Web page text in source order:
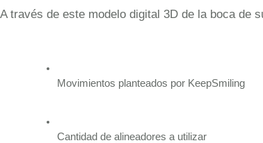
A través de este modelo digital 3D de la boca de
Movimientos planteados por KeepSmiling
Cantidad de alineadores a utilizar